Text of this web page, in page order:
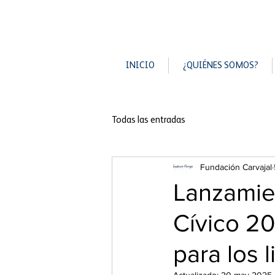
INICIO ¿QUIÉNES SOMOS?
Todas las entradas
Cívico
para los
Fundación Carvajal